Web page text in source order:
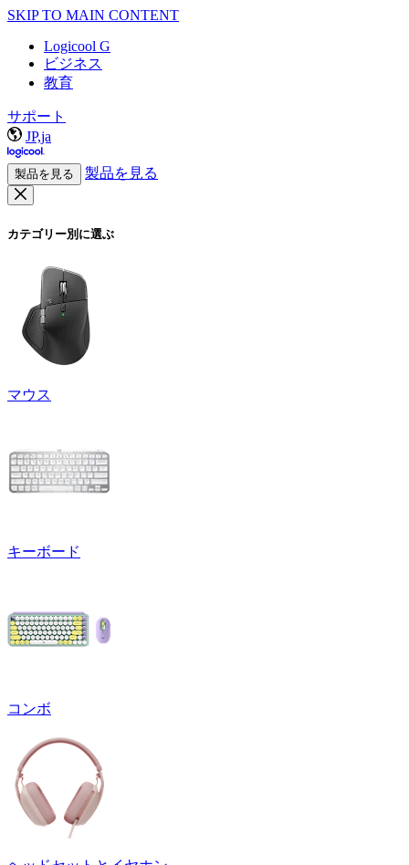
SKIP TO MAIN CONTENT
Logicool G
ビジネス
教育
サポート
JP,ja
製品を見る 製品を見る
カテゴリー別に選ぶ
マウス
キーボード
コンボ